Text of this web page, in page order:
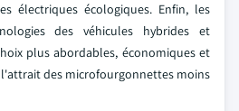
électriques écologiques. Enfin, les
des véhicules hybrides et
plus abordables, économiques et
des microfourgonnettes moins